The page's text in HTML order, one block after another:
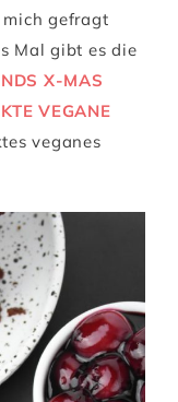
gefragt
Mal gibt es die
X-MAS
VEGANE
veganes